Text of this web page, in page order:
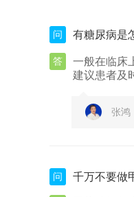
问 有糖尿病是
答
一般在临床
建议患者及
张鸿
问 千万不要做